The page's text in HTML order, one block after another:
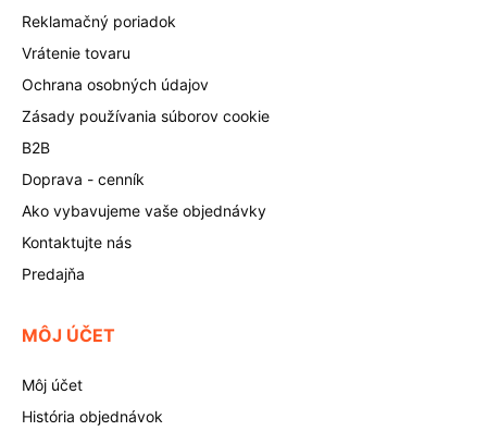
Reklamačný poriadok
Vrátenie tovaru
Ochrana osobných údajov
Zásady používania súborov cookie
B2B
Doprava - cenník
Ako vybavujeme vaše objednávky
Kontaktujte nás
Predajňa
MÔJ ÚČET
Môj účet
História objednávok